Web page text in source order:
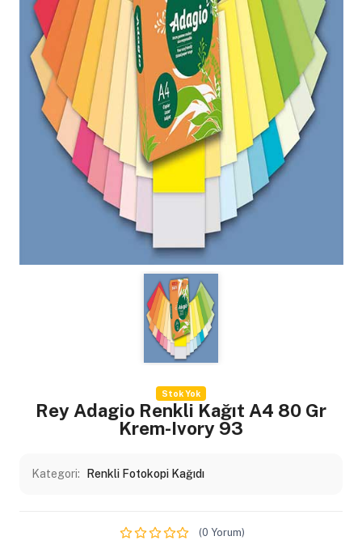
Stok Yok
Rey Adagio Renkli Kağıt A4 80 Gr
Krem-Ivory 93
Kategori: Renkli Fotokopi Kağıdı
(0 Yorum)